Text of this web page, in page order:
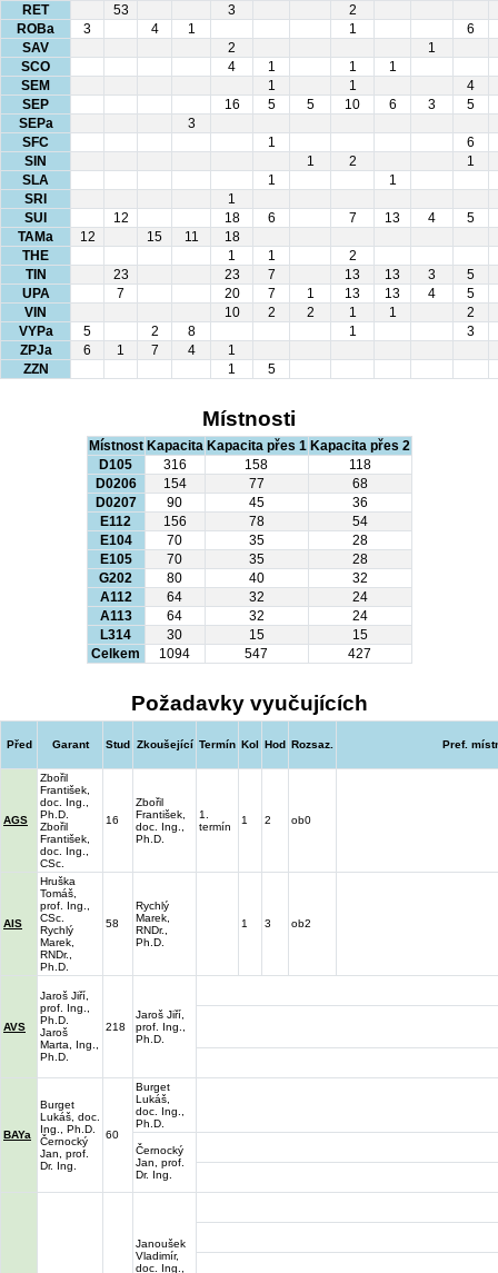
RET
53 3
2
ROBa
3 4 1 1
6
SAV
2
1
SCO
4 1 1
1
SEM
1 1
4
SEP
16 5 5 10 6 3
5
SEPa
3
SFC
1
6
SIN
1 2
1
SLA
1
1
SRI
1
SUI
12 18 6 7 13 4
5
TAMa
12 15 11
18
THE
1 1
2
TIN
23 23 7 13 13 3
5
UPA
7 20 7 1 13 13 4
5
VIN
10 2 2 1 1
2
VYPa
5 2 8 1
3
ZPJa
6 1 7 4
1
ZZN
1 5
Místnosti
Místnost Kapacita Kapacita přes 1 Kapacita přes 2
D105
316 158
118
D0206
154 77
68
D0207
90 45
36
E112
156 78
54
E104
70 35
28
E105
70 35
28
G202
80 40
32
A112
64 32
24
A113
64 32
24
L314
30 15
15
Celkem
1094 547 427
Požadavky vyučujících
Před Garant Stud Zkoušející Termín Kol Hod Rozsaz. Pref.
AGS
Zbořil
František,
doc. Ing.,
Ph.D.
Zbořil
František,
doc. Ing.,
CSc.
16
Zbořil
František,
doc. Ing.,
Ph.D.
1.
termín
1 2 ob0
AIS
Hruška
Tomáš,
prof. Ing.,
CSc.
Rychlý
Marek,
RNDr.,
Ph.D.
58
Rychlý
Marek,
RNDr.,
Ph.D.
1 3 ob2
AVS
Jaroš Jiří,
prof. Ing.,
Ph.D.
Jaroš
Marta, Ing.,
Ph.D.
218
Jaroš Jiří,
prof. Ing.,
Ph.D.
BAYa
Burget
Lukáš, doc.
Ing., Ph.D.
Černocký
Jan, prof.
Dr. Ing.
60
Burget
Lukáš,
doc. Ing.,
Ph.D.
Černocký
Jan, prof.
Dr. Ing.
Janoušek
Vladimír,
doc. Ing.,